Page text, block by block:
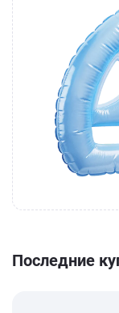
Последние